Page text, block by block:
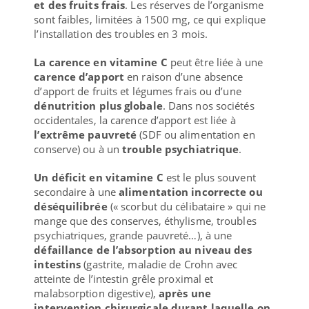
et des fruits frais. Les réserves de l’organisme
sont faibles, limitées à 1500 mg, ce qui explique
l’installation des troubles en 3 mois.
La carence en vitamine C peut être liée à une
carence d’apport en raison d’une absence
d’apport de fruits et légumes frais ou d’une
dénutrition plus globale. Dans nos sociétés
occidentales, la carence d’apport est liée à
l’extrême pauvreté (SDF ou alimentation en
conserve) ou à untrouble psychiatrique.
Un déficit en vitamine C est le plus souvent
secondaire à unealimentation incorrecte ou
déséquilibrée(« scorbut du célibataire » qui ne
mange que des conserves, éthylisme, troubles
psychiatriques, grande pauvreté…), à une
défaillance de l’absorption au niveau des
intestins (gastrite, maladie de Crohn avec
atteinte de l’intestin grêle proximal et
malabsorption digestive), après une